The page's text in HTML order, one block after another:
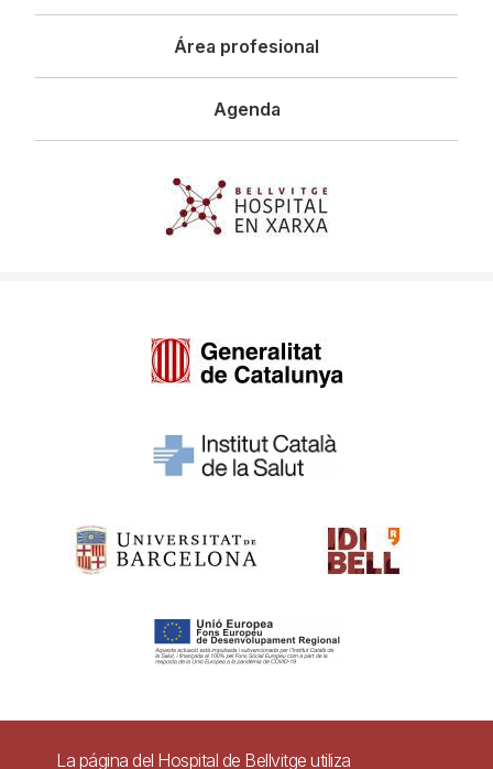
Área profesional
Agenda
Pie Contacto
La página del Hospital de Bellvitge utiliza